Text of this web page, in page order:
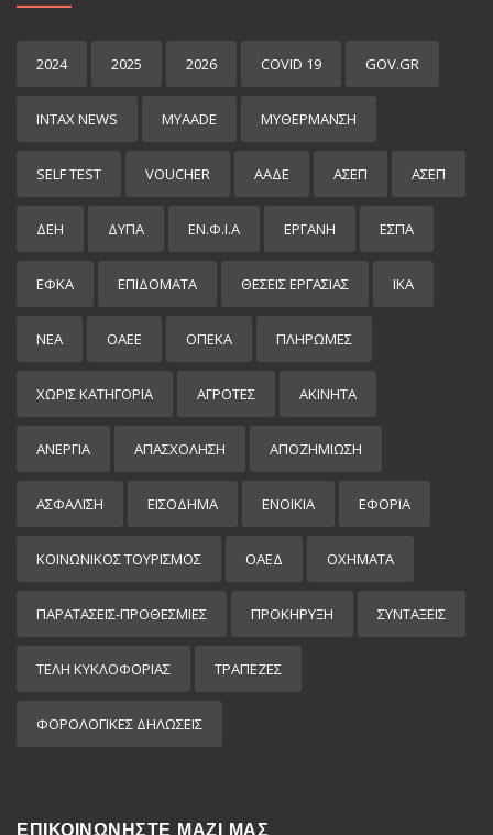
2024 2025 2026 COVID 19 GOV.GR
INTAX NEWS MYAADE MYΘΈΡΜΑΝΣΗ
SELF TEST VOUCHER ΑΑΔΕ ΑΣΕΠ ΑΣΕΠ
ΔΕΗ ΔΥΠΑ ΕΝ.Φ.Ι.Α ΕΡΓΑΝΗ ΕΣΠΑ
ΕΦΚΑ ΕΠΙΔΌΜΑΤΑ ΘΕΣΕΙΣ ΕΡΓΑΣΙΑΣ ΙΚΑ
ΝΕΑ ΟΑΕΕ ΟΠΕΚΑ ΠΛΗΡΩΜΕΣ
ΧΩΡΊΣ ΚΑΤΗΓΟΡΊΑ ΑΓΡΟΤΕΣ ΑΚΙΝΗΤΑ
ΑΝΕΡΓΙΑ ΑΠΑΣΧΟΛΗΣΗ ΑΠΟΖΗΜΙΩΣΗ
ΑΣΦΑΛΙΣΗ ΕΙΣΌΔΗΜΑ ΕΝΟΙΚΙΑ ΕΦΟΡΙΑ
ΚΟΙΝΩΝΙΚΟΣ ΤΟΥΡΙΣΜΟΣ ΟΑΕΔ ΟΧΗΜΑΤΑ
ΠΑΡΑΤΑΣΕΙΣ-ΠΡΟΘΕΣΜΙΕΣ ΠΡΟΚΉΡΥΞΗ ΣΥΝΤΑΞΕΙΣ
ΤΕΛΗ ΚΥΚΛΟΦΟΡΙΑΣ ΤΡΑΠΕΖΕΣ
ΦΟΡΟΛΟΓΙΚΕΣ ΔΗΛΩΣΕΙΣ
ΕΠΙΚΟΙΝΩΝΗΣΤΕ ΜΑΖΙ ΜΑΣ